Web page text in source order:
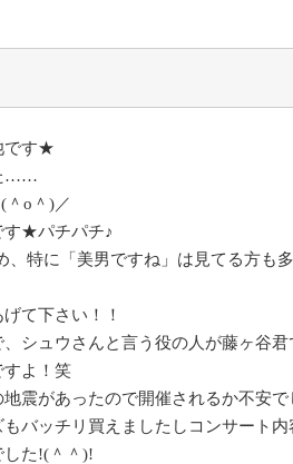
です★
……
＾o＾)／
す★パチパチ♪
、特に「美男ですね」は見てる方も
て下さい！！
、シュウさんと言う役の人が藤ヶ谷
よ！笑
震があったので開催されるか不安
バッチリ買えましたしコンサート
した!(＾＾)!